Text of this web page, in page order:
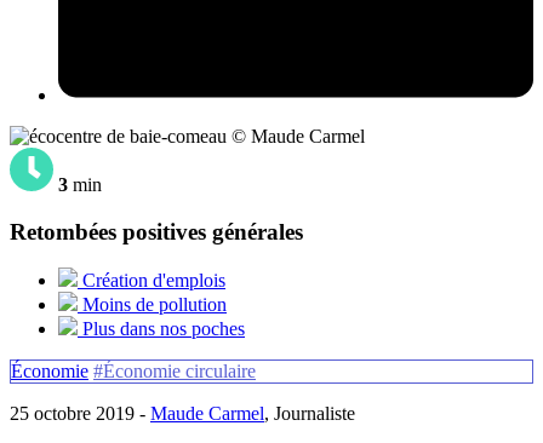
© Maude Carmel
3 min
Retombées positives générales
Création d'emplois
Moins de pollution
Plus dans nos poches
Économie #Économie circulaire
25 octobre 2019 - Maude Carmel, Journaliste